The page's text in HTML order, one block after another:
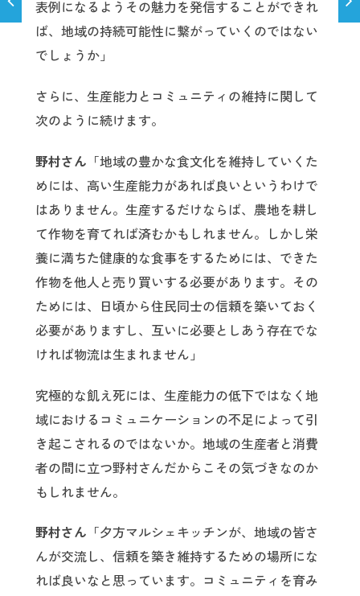
表例になるようその魅力を発信することができれ
ば、地域の持続可能性に繋がっていくのではない
でしょうか」
さらに、生産能力とコミュニティの維持に関して
次のように続けます。
野村さん 「地域の豊かな食文化を維持していくた
めには、高い生産能力があれば良いというわけで
はありません。生産するだけならば、農地を耕し
て作物を育てれば済むかもしれません。しかし栄
養に満ちた健康的な食事をするためには、できた
作物を他人と売り買いする必要があります。その
ためには、日頃から住民同士の信頼を築いておく
必要がありますし、互いに必要としあう存在でな
ければ物流は生まれません」
究極的な飢え死には、生産能力の低下ではなく地
域におけるコミュニケーションの不足によって引
き起こされるのではないか。地域の生産者と消費
者の間に立つ野村さんだからこその気づきなのか
もしれません。
野村さん 「夕方マルシェキッチンが、地域の皆さ
んが交流し、信頼を築き維持するための場所にな
れば良いなと思っています。コミュニティを育み